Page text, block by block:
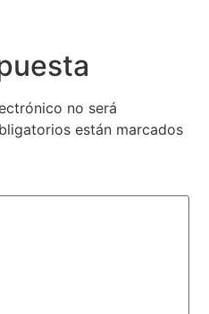
no será
están marcados